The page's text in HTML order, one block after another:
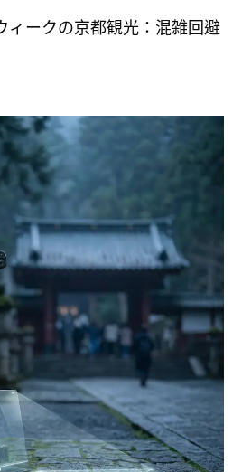
ィークの京都観光：混雑回避